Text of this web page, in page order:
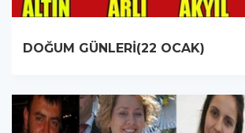
DOĞUM GÜNLERİ(22 OCAK)